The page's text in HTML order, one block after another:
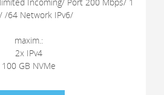
Incoming/ Port 200 Mbps/ 1
/64 Network IPv6/
maxim.:
2x IPv4
100 GB NVMe